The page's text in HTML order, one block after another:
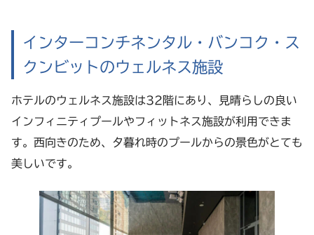
インターコンチネンタル・バンコク・ス
クンビットのウェルネス施設
ホテルのウェルネス施設は32階にあり、見晴らしの良い
インフィニティプールやフィットネス施設が利用できま
す。西向きのため、夕暮れ時のプールからの景色がとても
美しいです。